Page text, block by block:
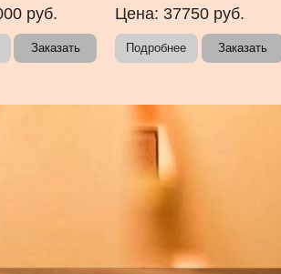
руб.
Заказать
Цена: 37750 руб.
Подробнее Заказать